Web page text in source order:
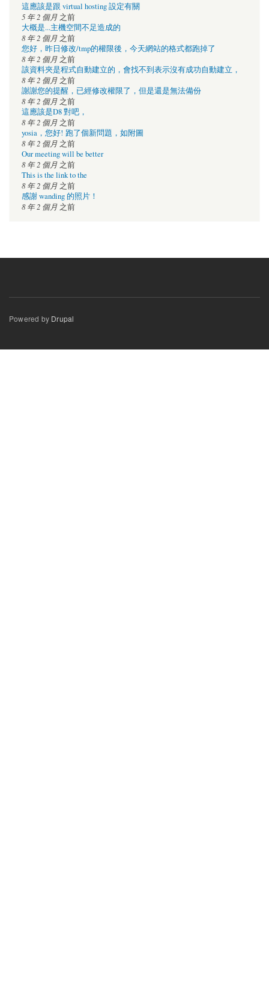
這應該是跟 virtual hosting 設定有關
5 年 2 個月 之前
大概是...主機空間不足造成的
8 年 2 個月 之前
您好，昨日修改/tmp的權限後，今天網站的格式都跑掉了
8 年 2 個月 之前
該資料夾是程式自動建立的，會找不到表示沒有成功自動建立，
8 年 2 個月 之前
謝謝您的提醒，已經修改權限了，但是還是無法備份
8 年 2 個月 之前
這應該是D8 對吧，
8 年 2 個月 之前
yosia，您好! 跑了個新問題，如附圖
8 年 2 個月 之前
Our meeting will be better
8 年 2 個月 之前
This is the link to the
8 年 2 個月 之前
感謝 wanding 的照片！
8 年 2 個月 之前
Powered by Drupal